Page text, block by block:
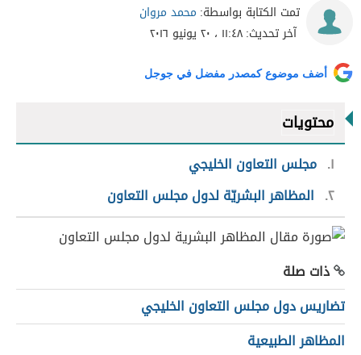
تمت الكتابة بواسطة: محمد مروان
آخر تحديث:١١:٤٨ ، ٢٠ يونيو ٢٠١٦
أضف موضوع كمصدر مفضل في جوجل
محتويات
١ مجلس التعاون الخليجي
٢ المظاهر البشريّة لدول مجلس التعاون
ذات صلة
تضاريس دول مجلس التعاون الخليجي
المظاهر الطبيعية